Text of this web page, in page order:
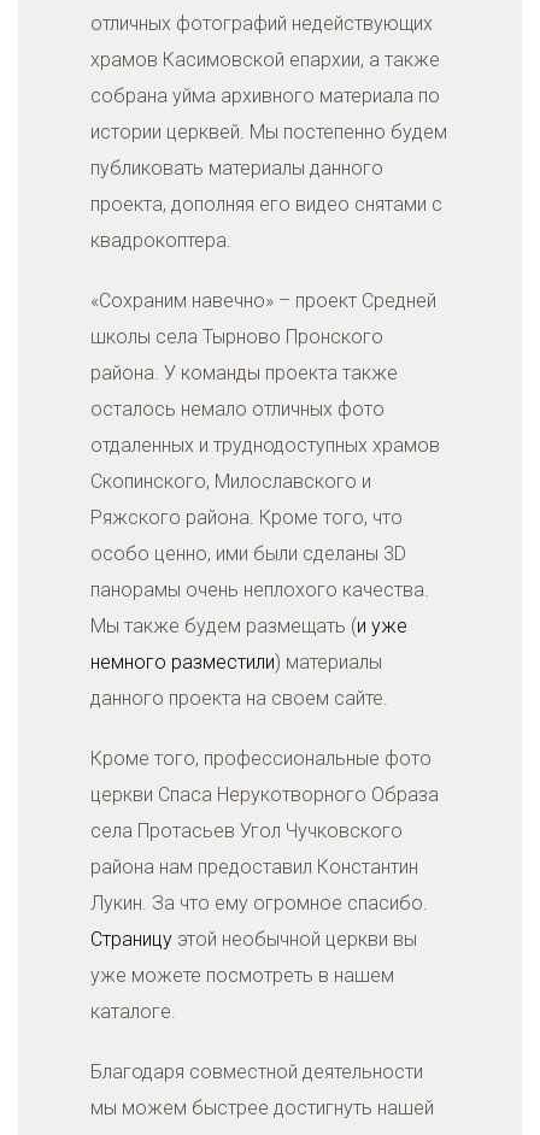
отличных фотографий недействующих
храмов Касимовской епархии, а также
собрана уйма архивного материала по
истории церквей. Мы постепенно будем
публиковать материалы данного
проекта, дополняя его видео снятами с
квадрокоптера.
«Сохраним навечно» – проект Средней
школы села Тырново Пронского
района. У команды проекта также
осталось немало отличных фото
отдаленных и труднодоступных храмов
Скопинского, Милославского и
Ряжского района. Кроме того, что
особо ценно, ими были сделаны 3D
панорамы очень неплохого качества.
Мы также будем размещать (и уже
немного разместили) материалы
данного проекта на своем сайте.
Кроме того, профессиональные фото
церкви Спаса Нерукотворного Образа
села Протасьев Угол Чучковского
района нам предоставил Константин
Лукин. За что ему огромное спасибо.
Страницу этой необычной церкви вы
уже можете посмотреть в нашем
каталоге.
Благодаря совместной деятельности
мы можем быстрее достигнуть нашей